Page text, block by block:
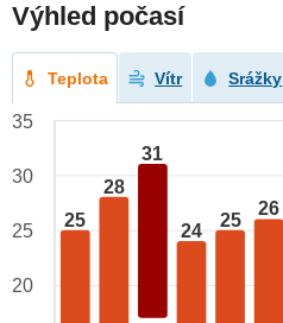
Výhled počasí
Teplota Vítr Srážky
25
28
31
24
25
26
35
30
25
20